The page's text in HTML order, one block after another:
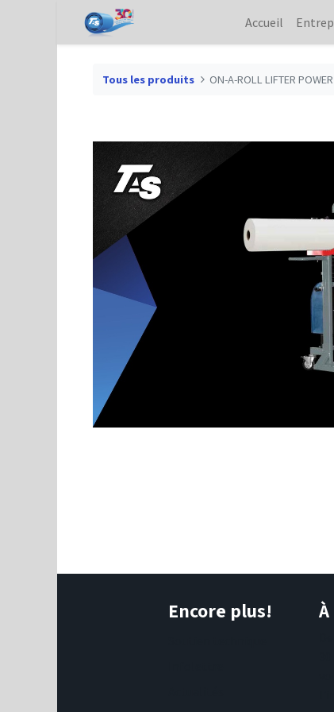
Accueil
Tous les produits ON-A-ROLL LIFTER
Encore plus!